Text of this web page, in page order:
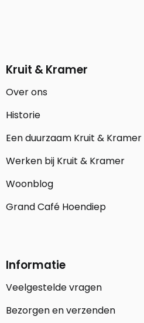
Kruit & Kramer
Over ons
Historie
Een duurzaam Kruit & Kramer
Werken bij Kruit & Kramer
Woonblog
Grand Café Hoendiep
Informatie
Veelgestelde vragen
Bezorgen en verzenden